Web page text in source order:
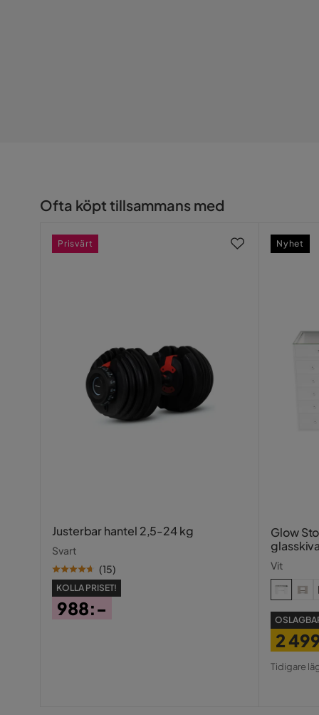
Ofta köpt tillsammans med
Justerbar hantel 2,5-24 kg
Svart
(15)
KOLLA PRISET!
988:-
Prisvärt
Glow
Vit
Pris
2
Tidigare
Nyhet